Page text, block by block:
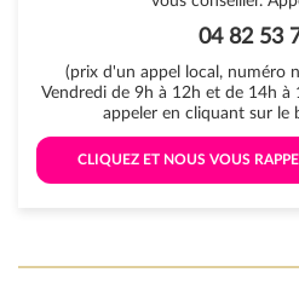
04 82 53
(prix d'un appel local, numéro
Vendredi de 9h à 12h et de 14h à
appeler en cliquant sur le
CLIQUEZ ET NOUS VOUS